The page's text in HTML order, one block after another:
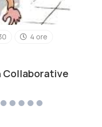
4 ore
Collaborative